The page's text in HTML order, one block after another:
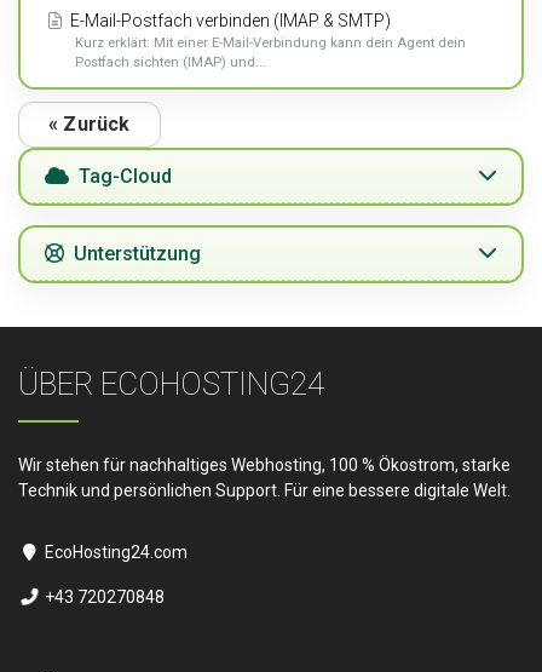
E-Mail-Postfach verbinden (IMAP & SMTP)
Kurz erklärt: Mit einer E-Mail-Verbindung kann dein Agent dein
Postfach sichten (IMAP) und...
« Zurück
Tag-Cloud
Unterstützung
ÜBER ECOHOSTING24
Wir stehen für nachhaltiges Webhosting, 100 % Ökostrom, starke
Technik und persönlichen Support. Für eine bessere digitale Welt.
EcoHosting24.com
+43 720270848